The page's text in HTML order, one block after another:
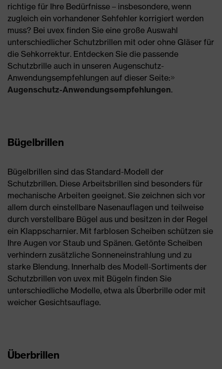
richtige für Ihre Bedürfnisse – insbesondere, wenn
zugleich ein vorhandener Sehfehler korrigiert werden
muss? Bei uvex finden Sie eine große Auswahl
unterschiedlicher Schutzbrillen mit oder ohne Gläser für
die Sehkorrektur. Entdecken Sie die passende
Schutzbrille auch in unseren Augenschutz-
Anwendungsempfehlungen auf dieser Seite:
Augenschutz-Anwendungsempfehlungen.
Bügelbrillen
Bügelbrillen sind das Standard-Modell der
Schutzbrillen. Diese Arbeitsbrillen sind besonders für
mechanische Arbeiten geeignet. Sie zeichnen sich vor
allem durch einstellbare Nasenauflagen und teilweise
durch verstellbare Bügel aus und besitzen in der Regel
ein Klappscharnier. Mit farblosen Scheiben schützen sie
Ihre Augen vor Staub und Spänen. Getönte Scheiben
verhindern zusätzliche Sonneneinstrahlung und zu
starke Blendung. Innerhalb des Modell-Sortiments der
Schutzbrillen von uvex mit Bügeln finden Sie
unterschiedliche Modelle, etwa als Überbrille oder mit
weicher Gesichtsauflage.
Überbrillen